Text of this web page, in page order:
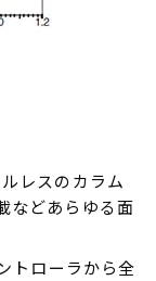
レスのカラム
などあらゆる面
ローラから全